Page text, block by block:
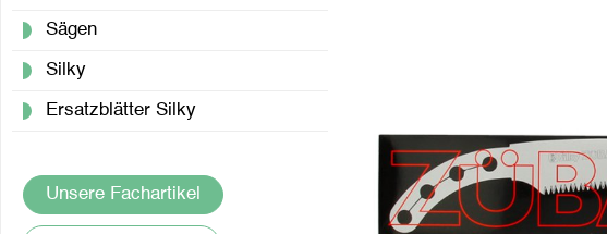
Sägen
Silky
Ersatzblätter Silky
Unsere Fachartikel